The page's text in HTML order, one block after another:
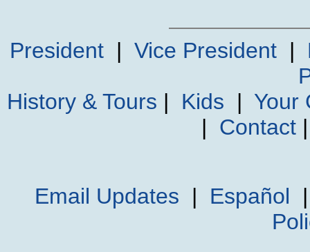
President| Vice President|
History & Tours | Kids | Your
| Contact
Email Updates | Español